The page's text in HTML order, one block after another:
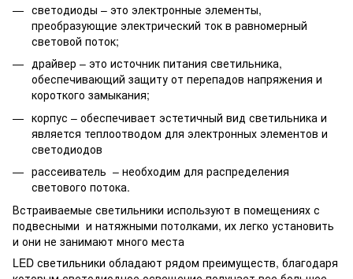
светодиоды – это электронные элементы,
преобразующие электрический ток в равномерный
световой поток;
драйвер – это источник питания светильника,
обеспечивающий защиту от перепадов напряжения и
короткого замыкания;
корпус – обеспечивает эстетичный вид светильника и
является теплоотводом для электронных элементов и
светодиодов
рассеиватель – необходим для распределения
светового потока.
Встраиваемые светильники используют в помещениях с
подвесными и натяжными потолками, их легко установить
и они не занимают много места
LED светильники обладают рядом преимуществ, благодаря